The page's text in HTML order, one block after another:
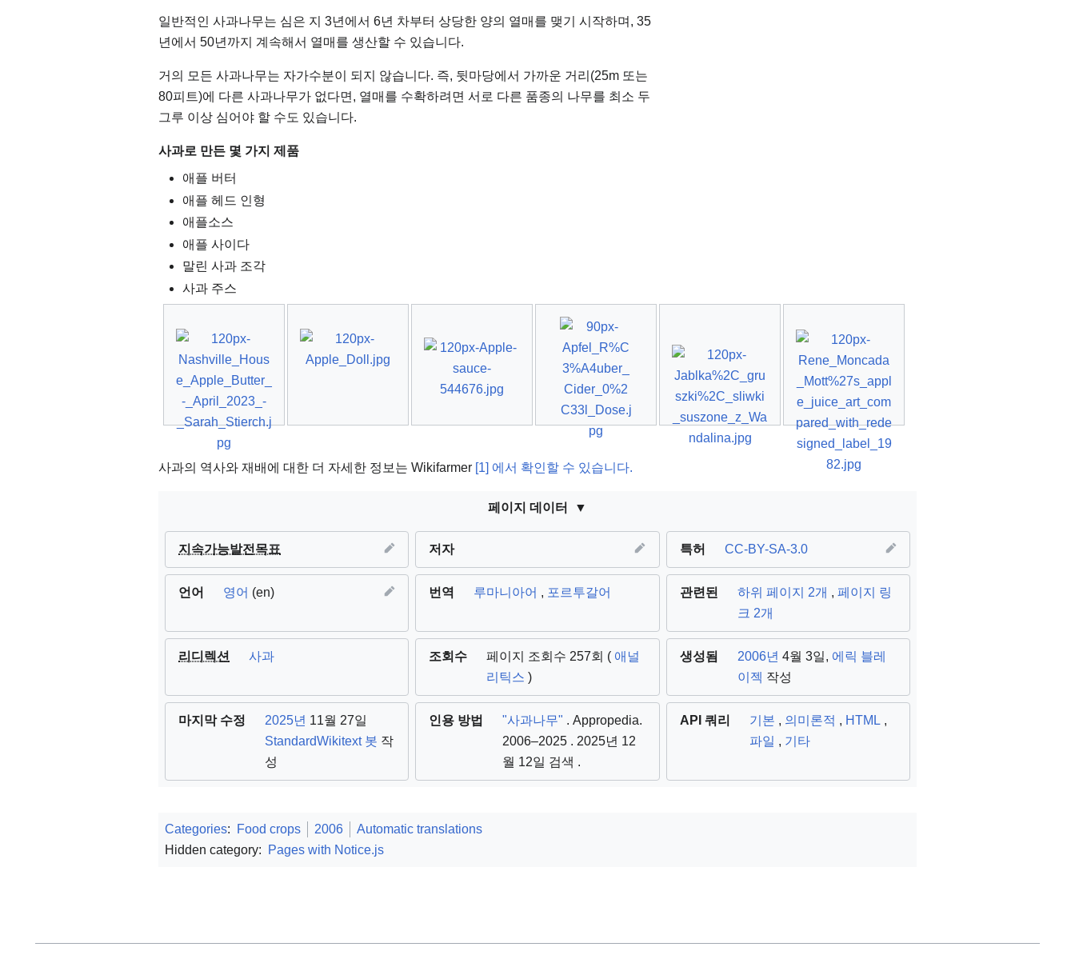
일반적인 사과나무는 심은 지 3년에서 6년 차부터 상당한 양의 열매를 맺기 시작하며, 35
년에서 50년까지 계속해서 열매를 생산할 수 있습니다.
거의 모든 사과나무는 자가수분이 되지 않습니다. 즉, 뒷마당에서 가까운 거리(25m 또는
80피트)에 다른 사과나무가 없다면, 열매를 수확하려면 서로 다른 품종의 나무를 최소 두
그루 이상 심어야 할 수도 있습니다.
사과로 만든 몇 가지 제품
애플 버터
애플 헤드 인형
애플소스
애플 사이다
말린 사과 조각
사과 주스
사과의 역사와 재배에 대한 더 자세한 정보는 Wikifarmer [1] 에서 확인할 수 있습니다.
페이지 데이터
지속가능발전목표 저자 특허 CC-BY-SA-3.0
언어 영어 (en) 번역 루마니아어 , 포르투갈어 관련된 하위 페이지 2개 , 페이지 링
크 2개
리디렉션 사과 조회수 페이지 조회수 257회 ( 애널
리틱스 )
생성됨 2006년 4월 3일, 에릭 블레
이젝 작성
마지막 수정 2025년 11월 27일
StandardWikitext 봇 작
성
인용 방법 "사과나무" . Appropedia.
2006–2025 . 2025년 12
월 12일 검색 .
API 쿼리 기본 , 의미론적 , HTML ,
파일 , 기타
Categories: Food crops 2006
Automatic translations
Hidden category:
Pages with Notice.js